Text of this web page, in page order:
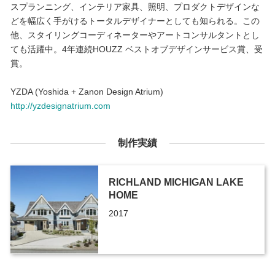
スプランニング、インテリア家具、照明、プロダクトデザインな
どを幅広く手がけるトータルデザイナーとしても知られる。この
他、スタイリングコーディネーターやアートコンサルタントとし
ても活躍中。4年連続HOUZZ ベストオブデザインサービス賞、受
賞。
YZDA (Yoshida + Zanon Design Atrium)
http://yzdesignatrium.com
制作実績
RICHLAND MICHIGAN LAKE
HOME
2017